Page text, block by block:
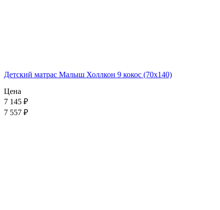
Детский матрас Малыш Холлкон 9 кокос (70x140)
Цена
7 145 ₽
7 557 ₽